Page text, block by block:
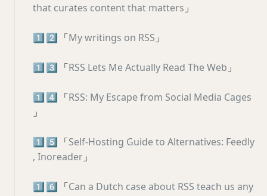
that curates content that matters 」
1️⃣2️⃣ 「My writings on RSS 」
1️⃣3️⃣ 「RSS Lets Me Actually Read The Web 」
1️⃣4️⃣ 「RSS: My Escape from Social Media Cages
」
1️⃣5️⃣ 「Self-Hosting Guide to Alternatives: Feedly
, Inoreader 」
1️⃣6️⃣ 「Can a Dutch case about RSS teach us any